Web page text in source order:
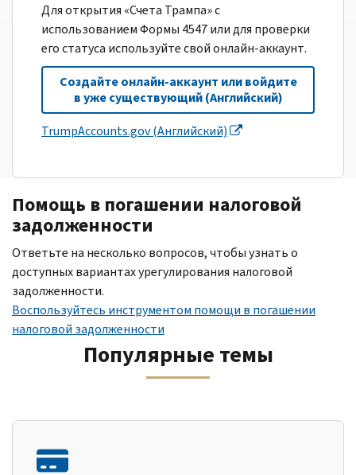
Для открытия «Счета Трампа» с
использованием Формы 4547 или для проверки
его статуса используйте свой онлайн-аккаунт.
Создайте онлайн-аккаунт или войдите
в уже существующий (Английский)
TrumpAccounts.gov (Английский)
Помощь в погашении налоговой
задолженности
Ответьте на несколько вопросов, чтобы узнать о
доступных вариантах урегулирования налоговой
задолженности.
Воспользуйтесь инструментом помощи в погашении
налоговой задолженности
Популярные темы